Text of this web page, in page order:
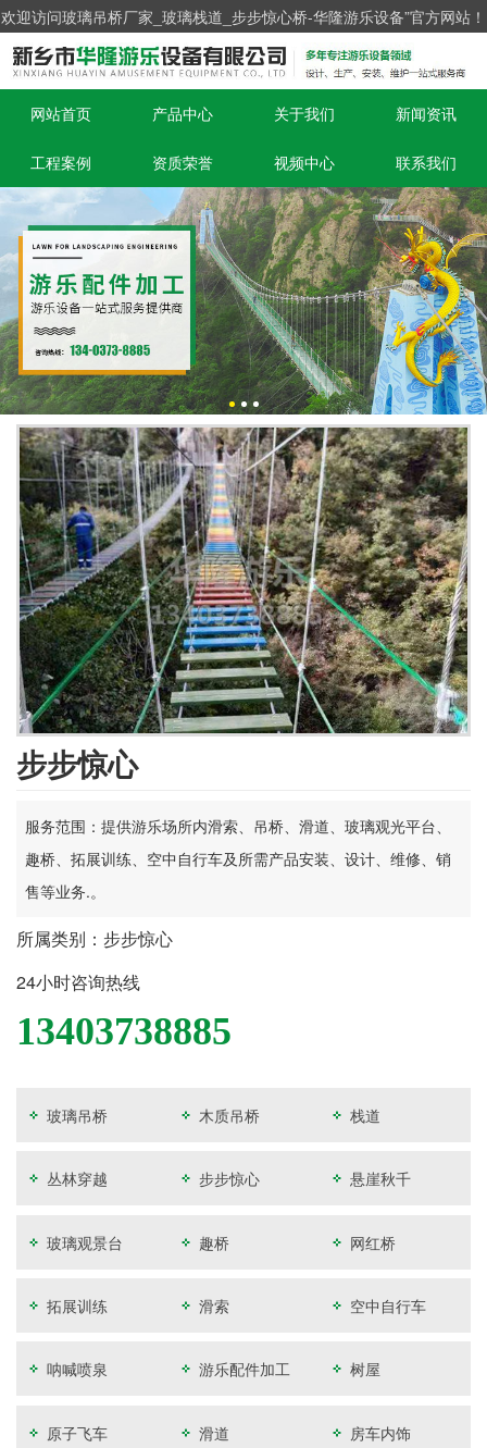
欢迎访问玻璃吊桥厂家_玻璃栈道_步步惊心桥-华隆游乐设备”官方网站！
网站首页 产品中心 关于我们 新闻资讯
工程案例 资质荣誉 视频中心 联系我们
步步惊心
服务范围：提供游乐场所内滑索、吊桥、滑道、玻璃观光平台、
趣桥、拓展训练、空中自行车及所需产品安装、设计、维修、销
售等业务.。
所属类别：步步惊心
24小时咨询热线
13403738885
玻璃吊桥 木质吊桥 栈道
丛林穿越 步步惊心 悬崖秋千
玻璃观景台 趣桥 网红桥
拓展训练 滑索 空中自行车
呐喊喷泉 游乐配件加工 树屋
原子飞车 滑道 房车内饰